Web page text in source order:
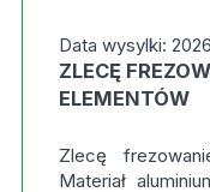
Data wysylki:
ZLECĘ
ELEMENTÓW
Zlecę
Materiał